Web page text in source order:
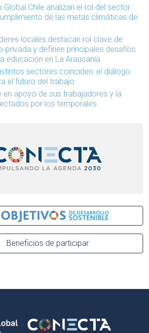
Global Chile analizan el rol del sector
de las metas climáticas de
locales destacan rol clave de
privada y definen principales desafíos
educación en La Araucanía
sectores coinciden: el diálogo
el futuro del trabajo
en apoyo de sus trabajadores y la
por los temporales
Beneficios de participar